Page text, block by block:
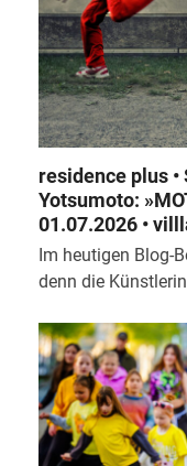
residence plus
Yotsumoto:
01.07.2026 •
Im heutigen Blog-
denn die